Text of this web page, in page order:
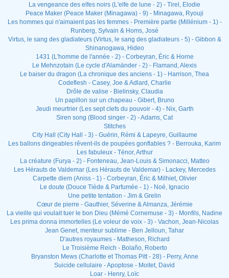
La vengeance des elfes noirs (L'elfe de lune - 2) - Tirel, Elodie
Peace Maker (Peace Maker (Minagawa) - 9) - Minagawa, Ryouji
Les hommes qui n'aimaient pas les femmes - Première partie (Millénium - 1) -
Runberg, Sylvain & Homs, José
Virtus, le sang des gladiateurs (Virtus, le sang des gladiateurs - 5) - Gibbon &
Shinanogawa, Hideo
1431 (L'homme de l'année - 2) - Corbeyran, Éric & Horne
Le Mehnzotain (Le cycle d'Alamänder - 2) - Flamand, Alexis
Le baiser du dragon (La chronique des anciens - 1) - Harrison, Thea
Codeflesh - Casey, Joe & Adlard, Charlie
Drôle de valise - Bielinsky, Claudia
Un papillon sur un chapeau - Gibert, Bruno
Jeudi meurtrier (Les sept clefs du pouvoir - 4) - Nix, Garth
Siren song (Blood singer - 2) - Adams, Cat
Stitches
City Hall (City Hall - 3) - Guérin, Rémi & Lapeyre, Guillaume
Les ballons dirigeables rêvent-ils de poupées gonflables ? - Berrouka, Karim
Les fabuleux - Ténor, Arthur
La créature (Furya - 2) - Fonteneau, Jean-Louis & Simonacci, Matteo
Les Hérauts de Valdemar (Les Hérauts de Valdemar) - Lackey, Mercedes
Carpette diem (Aniss - 1) - Corbeyran, Éric & Milhiet, Olivier
Le doute (Douce Tiède & Parfumée - 1) - Noé, Ignacio
Une petite tentation - Jim & Grelin
Cœur de pierre - Gauthier, Séverine & Almanza, Jérémie
La vieille qui voulait tuer le bon Dieu (Mémé Cornemuse - 3) - Monfils, Nadine
Les prima donna immortelles (Le voleur de voix - 3) - Vachon, Jean-Nicolas
Jean Genet, menteur sublime - Ben Jelloun, Tahar
D'autres royaumes - Matheson, Richard
Le Troisième Reich - Bolaño, Roberto
Bryanston Mews (Charlotte et Thomas Pitt - 28) - Perry, Anne
Suicide cellulaire - Apoptose - Moitet, David
Loar - Henry, Loïc